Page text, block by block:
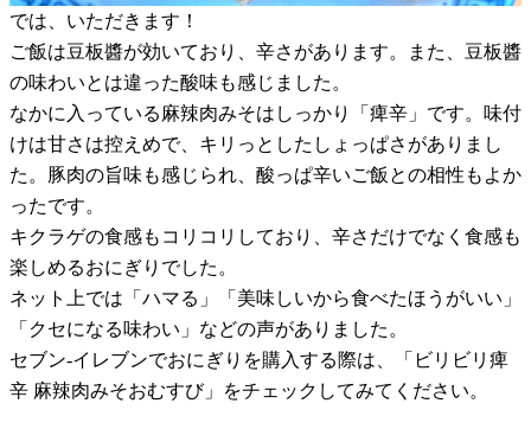
では、いただきます！
ご飯は豆板醬が効いており、辛さがあります。また、豆板醬
の味わいとは違った酸味も感じました。
なかに入っている麻辣肉みそはしっかり「痺辛」です。味付
けは甘さは控えめで、キリっとしたしょっぱさがありまし
た。豚肉の旨味も感じられ、酸っぱ辛いご飯との相性もよか
ったです。
キクラゲの食感もコリコリしており、辛さだけでなく食感も
楽しめるおにぎりでした。
ネット上では「ハマる」「美味しいから食べたほうがいい」
「クセになる味わい」などの声がありました。
セブン-イレブンでおにぎりを購入する際は、「ビリビリ痺
辛 麻辣肉みそおむすび」をチェックしてみてください。